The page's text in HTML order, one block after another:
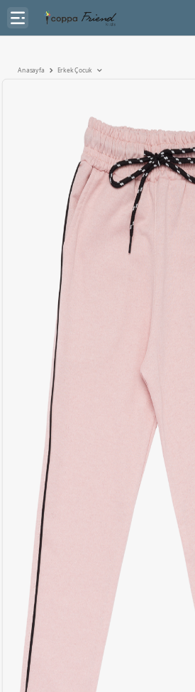
Anasayfa Erkek Çocuk